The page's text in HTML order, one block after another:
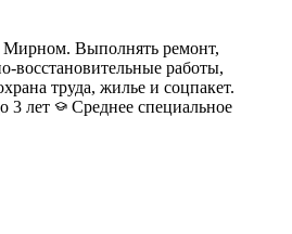
Мирном. Выполнять ремонт,
восстановительные работы,
труда, жилье и соцпакет.
3 лет
Среднее специальное